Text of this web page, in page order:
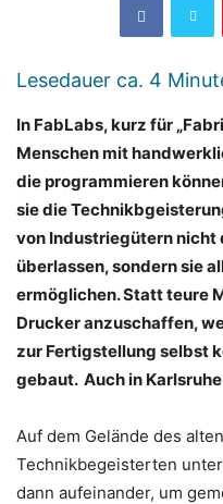
Lesedauer ca. 4
In FabLabs, kurz für
Menschen mit
die programmieren
sie die
von Industriegütern nicht
überlassen, sondern sie
ermöglichen. Statt teure
Drucker anzuschaffen,
zur Fertigstellung selbst
gebaut. Auch in
Auf dem Gelände des
Technikbegeisterten
dann aufeinander, um